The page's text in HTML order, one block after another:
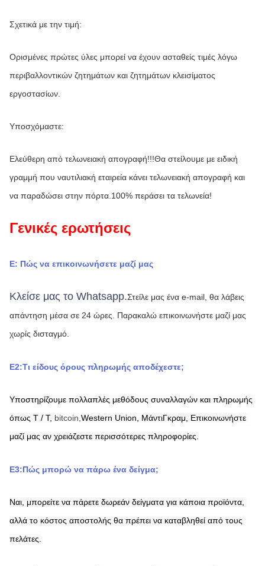
Σχετικά με την τιμή:
Ορισμένες πρώτες ύλες μπορεί να έχουν ασταθείς τιμές λόγω
περιβαλλοντικών ζητημάτων και ζητημάτων κλεισίματος
εργοστασίων.
Υποσχόμαστε:
Ελεύθερη από τελωνειακή απογραφή!!!Θα στείλουμε με ειδική
γραμμή που ναυτιλιακή εταιρεία κάνει τελωνειακή απογραφή και
να παραδώσει στην πόρτα.100% περάσει τα τελωνεία!
Γενικές ερωτήσεις
Ε: Πώς να επικοινωνήσετε μαζί μας
Κλείσε μας το Whatsapp.Στείλε μας ένα e-mail, θα λάβεις
απάντηση μέσα σε 24 ώρες.
Παρακαλώ επικοινωνήστε μαζί μας
χωρίς δισταγμό.
Ε2:Τι είδους όρους πληρωμής αποδέχεστε;
Υποστηρίζουμε πολλαπλές μεθόδους συναλλαγών και πληρωμής
όπως T / T, bitcoin, Western Union, ΜάντιΓκραμ,
Επικοινωνήστε
μαζί μας αν χρειάζεστε περισσότερες πληροφορίες.
Ε3:Πώς μπορώ να πάρω ένα δείγμα;
Ναι, μπορείτε να πάρετε δωρεάν δείγματα για κάποια προϊόντα,
αλλά το κόστος αποστολής θα πρέπει να καταβληθεί από τους
πελάτες.